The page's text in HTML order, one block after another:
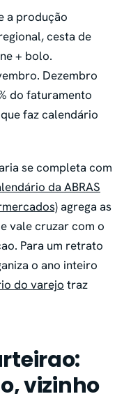
a produção
cesta de
+ bolo.
Dezembro
do faturamento
faz calendário
se completa com
da ABRAS
agrega as
vale cruzar com o
Para um retrato
o ano inteiro
do varejo traz
vizinho